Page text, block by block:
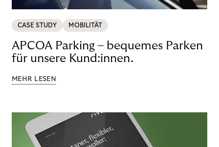
CASE STUDY MOBILITÄT
APCOA Parking – bequemes Parken
für unsere Kund:innen.
MEHR LESEN